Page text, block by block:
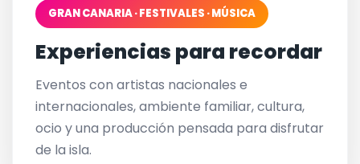
GRAN CANARIA · FESTIVALES · MÚSICA
Experiencias para recordar
Eventos con artistas nacionales e
internacionales, ambiente familiar, cultura,
ocio y una producción pensada para disfrutar
de la isla.